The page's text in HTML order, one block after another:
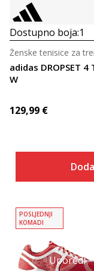
Dostupno boja:1
adidas DROPSET 4
W
Ženske tenisice za
129,99 €
Detaljnije
Uporedi
POSLJEDNJI
KOMADI